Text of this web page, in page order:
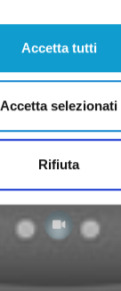
Accetta tutti
Accetta selezionati
Rifiuta